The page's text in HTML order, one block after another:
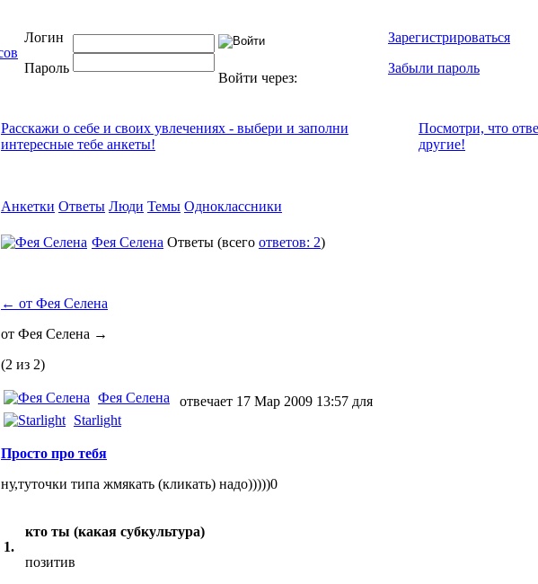
Логин
Пароль
Войти через:
Зарегистрироваться
Забыли пароль
Расскажи о себе и своих увлечениях - выбери и заполни
интересные тебе анкеты!
Посмотри, что
другие!
Анкетки Ответы Люди Темы Одноклассники
Фея Селена Ответы (всего ответов: 2)
← от Фея Селена
от Фея Селена →
(2 из 2)
Фея Селена
отвечает 17 Мар 2009 13:57 для
Starlight
Просто про тебя
ну,туточки типа жмякать (кликать) надо)))))0
1.
кто ты (какая субкультура)
позитив